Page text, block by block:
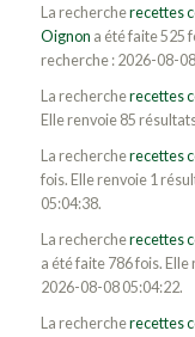
La rechercherecettes
Oignon a été faite 525
recherche : 2026-08-
La rechercherecettes
Elle renvoie 85
La rechercherecettes
fois. Elle renvoie 1
05:04:38.
La rechercherecettes
a été faite 786 fois.
2026-08-08 05:04:22.
La rechercherecettes